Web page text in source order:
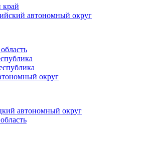
край
автономный округ
округ
автономный округ